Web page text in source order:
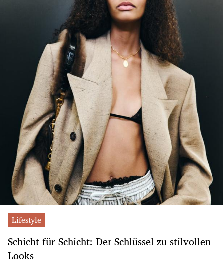
Lifestyle
Schicht für Schicht: Der Schlüssel zu stilvollen
Looks